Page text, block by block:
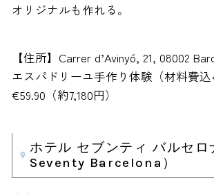
オリジナルも作れる。
【住所】Carrer d’Avinyó, 21, 08002
エスパドリーユ手作り体験（材料費
€59.90（約7,180円）
ホテル セブンティ バルセ
Seventy Barcelona）